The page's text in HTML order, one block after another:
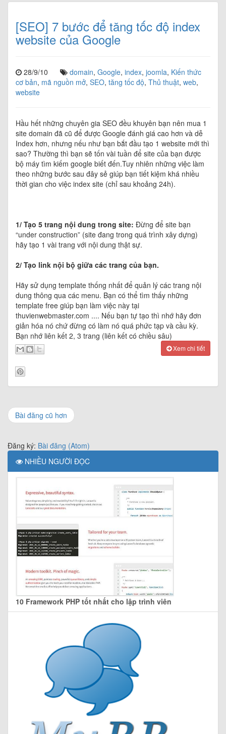
[SEO] 7 bước để tăng tốc độ index
website của Google
28/9/10 domain, Google, index, joomla, Kiến thức
cơ bản, mã nguồn mở, SEO, tăng tốc độ, Thủ thuật, web,
website
Hầu hết những chuyên gia SEO đều khuyên bạn nên mua 1
site domain đã cũ để được Google đánh giá cao hơn và dễ
Index hơn, nhưng nếu như bạn bắt đầu tạo 1 website mới thì
sao? Thường thì bạn sẽ tốn vài tuần để site của bạn được
bộ máy tìm kiếm google biết đến.Tuy nhiên những việc làm
theo những bước sau đây sẻ giúp bạn tiết kiệm khá nhiều
thời gian cho việc index site (chỉ sau khoảng 24h).
1/ Tạo 5 trang nội dung trong site: Đừng để site bạn
“under construction” (site đang trong quá trình xây dựng)
hãy tạo 1 vài trang với nội dung thật sự.
2/ Tạo link nội bộ giữa các trang của bạn.
Hãy sử dụng template thống nhất để quản lý các trang nội
dung thông qua các menu. Bạn có thể tìm thấy những
template free giúp bạn làm việc này tại
thuvienwebmaster.com .... Nếu bạn tự tạo thì nhớ hãy đơn
giản hóa nó chứ đừng có làm nó quá phức tạp và cầu kỳ.
Bạn nhớ liên kết 2, 3 trang (liên kết có chiều sâu)
Xem chi tiết
Bài đăng cũ hơn
Đăng ký: Bài đăng (Atom)
NHIỀU NGƯỜI ĐỌC
10 Framework PHP tốt nhất cho lập trình viên